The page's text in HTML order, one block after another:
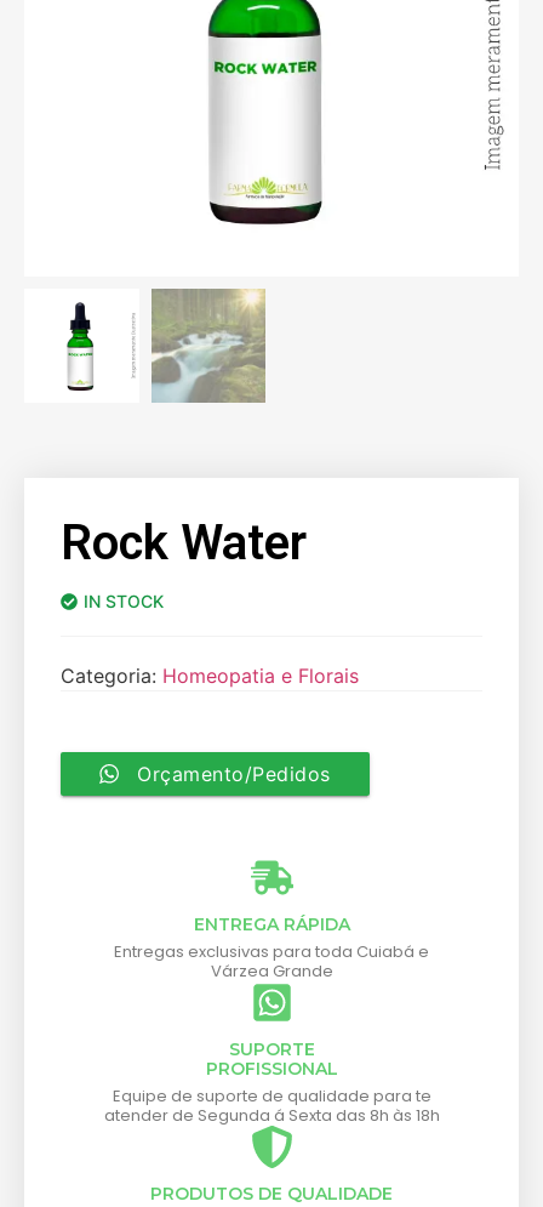
Rock Water
IN STOCK
Categoria: Homeopatia e Florais
Orçamento/Pedidos
ENTREGA RÁPIDA
Entregas exclusivas para toda Cuiabá e
Várzea Grande
SUPORTE
PROFISSIONAL
Equipe de suporte de qualidade para te
atender de Segunda á Sexta das 8h às 18h
PRODUTOS DE QUALIDADE